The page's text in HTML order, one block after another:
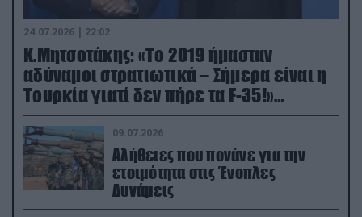
24.07.2026 | 22:02
Κ.Μητσοτάκης: «Το 2019 ήμασταν
αδύναμοι στρατιωτικά – Σήμερα είναι η
Τουρκία γιατί δεν πήρε τα F-35!»
(βίντεο)
09.07.2026
Αλήθειες που πονάνε για την
ετοιμότητα στις Ένοπλες
Δυνάμεις